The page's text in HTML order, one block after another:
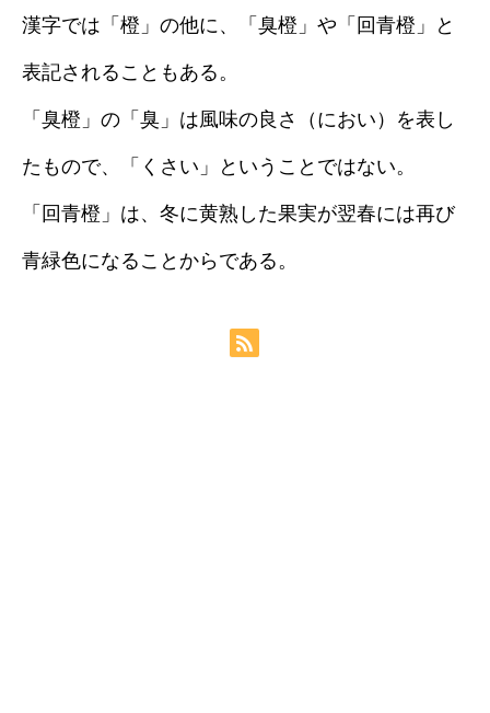
漢字では「橙」の他に、「臭橙」や「回青橙」と
表記されることもある。
「臭橙」の「臭」は風味の良さ（におい）を表し
たもので、「くさい」ということではない。
「回青橙」は、冬に黄熟した果実が翌春には再び
青緑色になることからである。